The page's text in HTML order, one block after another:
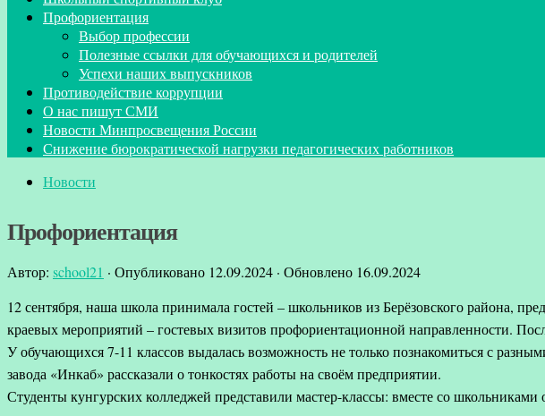
Профориентация
Выбор профессии
Полезные ссылки для обучающихся и родителей
Успехи наших выпускников
Противодействие коррупции
О нас пишут СМИ
Новости Минпросвещения России
Снижение бюрократической нагрузки педагогических работников
Новости
Профориентация
Автор: school21 · Опубликовано 12.09.2024 · Обновлено 16.09.2024
12 сентября, наша школа принимала гостей – школьников из Берёзовского района,
краевых мероприятий – гостевых визитов профориентационной направленности.
У обучающихся 7-11 классов выдалась возможность не только познакомиться с
завода «Инкаб» рассказали о тонкостях работы на своём предприятии.
Студенты кунгурских колледжей представили мастер-классы: вместе со